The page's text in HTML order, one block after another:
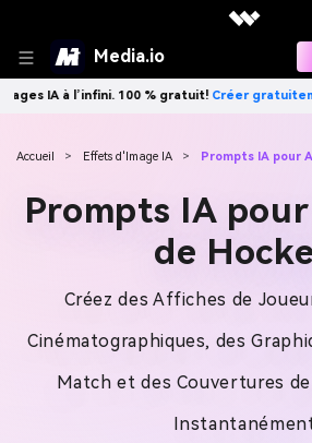
Media.io
100 % gratuit!Créer gratuitement→
Accueil > Effets d'Image IA > Prompts IA pour
Prompts IA
de
Créez des Affiches de
Cinématographiques, des
Match et des Couvertures